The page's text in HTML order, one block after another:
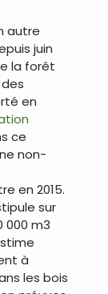
autre
juin
la forêt
en
ce
non-
en 2015.
sur
000 m3
à
les bois